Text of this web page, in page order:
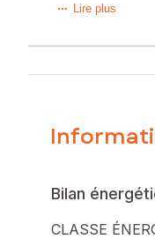
Vous
Double vitrage,
Prix de vente :
Contactez votre
Lire plus
Bilan
CLASSE